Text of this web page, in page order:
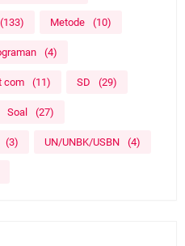
(133) Metode (10)
(4)
com (11) SD (29)
Soal (27)
(3) UN/UNBK/USBN (4)